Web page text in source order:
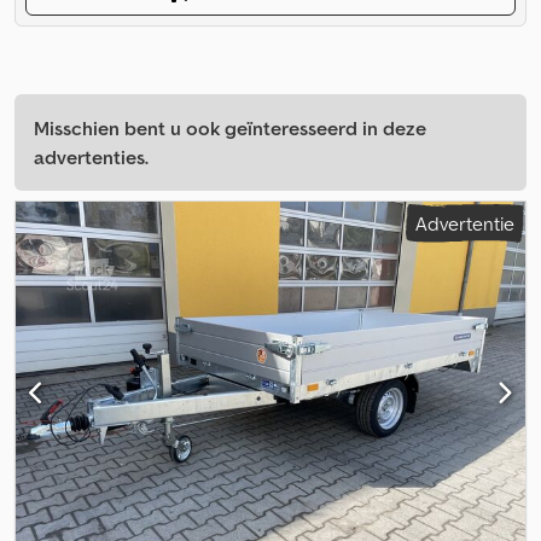
Misschien bent u ook geïnteresseerd in deze
advertenties.
Advertentie